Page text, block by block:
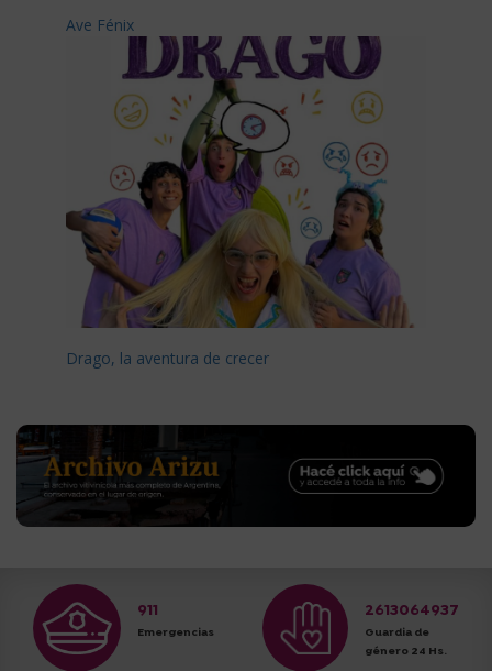
Ave Fénix
Drago, la aventura de crecer
911
Emergencias
2613064937
Guardia de
género 24 Hs.